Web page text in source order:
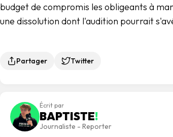
budget de compromis les obligeants à
une dissolution dont l'audition pourrait
Partager Twitter
Écrit par
BAPTISTE!
Journaliste - Reporter